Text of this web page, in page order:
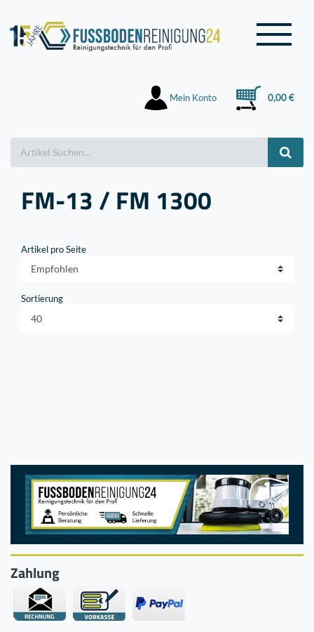
Mein Konto 0,00 €
FM-13 / FM 1300
Artikel pro Seite
Sortierung
Zahlung